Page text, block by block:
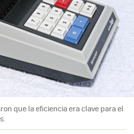
que la eficiencia era clave para el